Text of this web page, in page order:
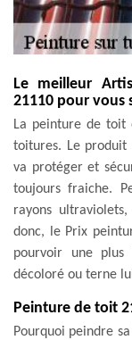
Le meilleur
21110 pour vous
La peinture de toit
toitures. Le produit
va protéger et
toujours fraiche.
rayons
donc, le Prix
pourvoir une
décoloré ou terne
Peinture de toit
Pourquoi peindre